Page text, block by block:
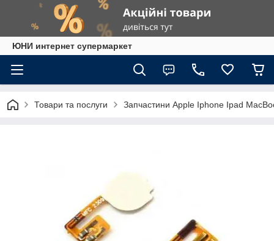
ЮНИ интернет супермаркет
Товари та послуги Запчастини Apple Iphone Ipad